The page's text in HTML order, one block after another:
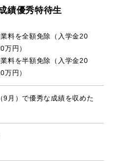
績優秀特待生
業料を全額免除（入学金20
万円）
業料を半額免除（入学金20
万円）
9月）で優秀な成績を収めた